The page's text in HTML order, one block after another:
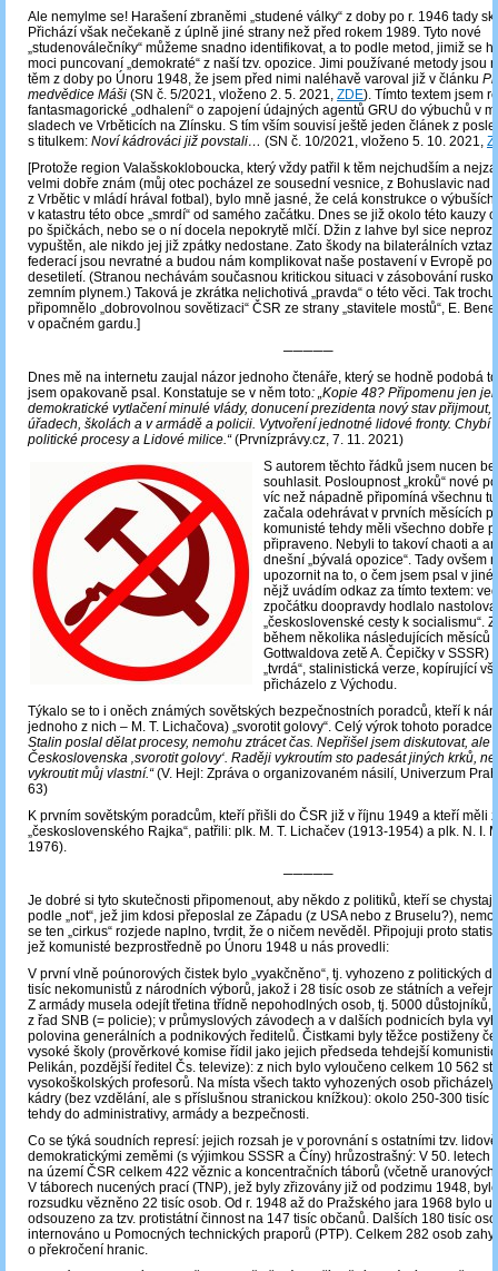
Ale nemylme se! Harašení zbraněmi „studené války“ z doby po r. 1946 tady
Přichází však nečekaně z úplně jiné strany než před rokem 1989. Tyto nové
„studenoválečníky“ můžeme snadno identifikovat, a to podle metod, jimiž se
moci puncovaní „demokraté“ z naší tzv. opozice. Jimi používané metody jsou
těm z doby po Únoru 1948, že jsem před nimi naléhavě varoval již v článku
medvědice Máši (SN č. 5/2021, vloženo 2. 5. 2021, ZDE). Tímto textem jsem
fantasmagorické „odhalení“ o zapojení údajných agentů GRU do výbuchů v
sladech ve Vrběticích na Zlínsku. S tím vším souvisí ještě jeden článek z
s titulkem: Noví kádrováci již povstali… (SN č. 10/2021, vloženo 5. 10. 2021,
[Protože region Valašskokloboucka, který vždy patřil k těm nejchudším a
velmi dobře znám (můj otec pocházel ze sousední vesnice, z Bohuslavic nad
z Vrbětic v mládí hrával fotbal), bylo mně jasné, že celá konstrukce o
v katastru této obce „smrdí“ od samého začátku. Dnes se již okolo této kauzy
po špičkách, nebo se o ní docela nepokrytě mlčí. Džin z lahve byl sice
vypuštěn, ale nikdo jej již zpátky nedostane. Zato škody na bilaterálních
federací jsou nevratné a budou nám komplikovat naše postavení v Evropě po
desetiletí. (Stranou nechávám současnou kritickou situaci v zásobování
zemním plynem.) Taková je zkrátka nelichotivá „pravda“ o této věci. Tak
připomnělo „dobrovolnou sovětizaci“ ČSR ze strany „stavitele mostů“, E.
v opačném gardu.]
─────
Dnes mě na internetu zaujal názor jednoho čtenáře, který se hodně podobá
jsem opakovaně psal. Konstatuje se v něm toto: „Kopie 48? Připomenu jen
demokratické vytlačení minulé vlády, donucení prezidenta nový stav přijmout,
úřadech, školách a v armádě a policii. Vytvoření jednotné lidové fronty. Chybí
politické procesy a Lidové milice.“(Prvnízprávy.cz, 7. 11. 2021)
S autorem těchto řádků jsem nucen
souhlasit. Posloupnost „kroků“ nové
víc než nápadně připomíná všechnu
začala odehrávat v prvních měsících
komunisté tehdy měli všechno dobře
připraveno. Nebyli to takoví chaoti a
dnešní „bývalá opozice“. Tady ovšem
upozornit na to, o čem jsem psal v
nějž uvádím odkaz za tímto textem:
zpočátku doopravdy hodlalo
„československé cesty k socialismu“.
během několika následujících měsíců
Gottwaldova zetě A. Čepičky v SSSR)
„tvrdá“, stalinistická verze, kopírující
přicházelo z Východu.
Týkalo se to i oněch známých sovětských bezpečnostních poradců, kteří k
jednoho z nich ‒ M. T. Lichačova) „svorotit golovy“. Celý výrok tohoto
Stalin poslal dělat procesy, nemohu ztrácet čas. Nepřišel jsem diskutovat, ale
Československa ‚svorotit golovy‘. Raději vykroutím sto padesát jiných krků,
vykroutit můj vlastní.“(V. Hejl: Zpráva o organizovaném násilí, Univerzum
63)
K prvním sovětským poradcům, kteří přišli do ČSR již v říjnu 1949 a kteří měli
„československého Rajka“, patřili: plk. M. T. Lichačev (1913-1954) a plk. N. I.
1976).
─────
Je dobré si tyto skutečnosti připomenout, aby někdo z politiků, kteří se
podle „not“, jež jim kdosi přeposlal ze Západu (z USA nebo z Bruselu?),
se ten „cirkus“ rozjede naplno, tvrdit, že o ničem nevěděl. Připojuji proto
jež komunisté bezprostředně po Únoru 1948 u nás provedli:
V první vlně poúnorových čistek bylo „vyakčněno“, tj. vyhozeno z politických
tisíc nekomunistů z národních výborů, jakož i 28 tisíc osob ze státních a
Z armády musela odejít třetina třídně nepohodlných osob, tj. 5000 důstojníků,
z řad SNB (= policie); v průmyslových závodech a v dalších podnicích byla
polovina generálních a podnikových ředitelů. Čistkami byly těžce postiženy
vysoké školy (prověrkové komise řídil jako jejich předseda tehdejší
Pelikán, pozdější ředitel Čs. televize): z nich bylo vyloučeno celkem 10 562
vysokoškolských profesorů. Na místa všech takto vyhozených osob
kádry (bez vzdělání, ale s příslušnou stranickou knížkou): okolo 250-300 tisíc
tehdy do administrativy, armády a bezpečnosti.
Co se týká soudních represí: jejich rozsah je v porovnání s ostatními tzv. lidově
demokratickými zeměmi (s výjimkou SSSR a Číny) hrůzostrašný: V 50. letech
na území ČSR celkem 422 věznic a koncentračních táborů (včetně uranových
V táborech nucených prací (TNP), jež byly zřizovány již od podzimu 1948,
rozsudku vězněno 22 tisíc osob. Od r. 1948 až do Pražského jara 1968 bylo u
odsouzeno za tzv. protistátní činnost na 147 tisíc občanů. Dalších 180 tisíc
internováno u Pomocných technických praporů (PTP). Celkem 282 osob
o překročení hranic.